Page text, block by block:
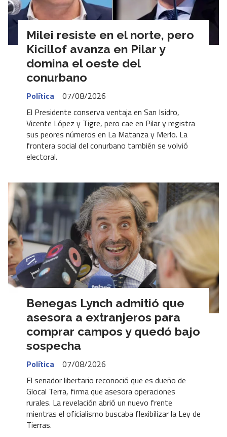
Milei resiste en el norte, pero
Kicillof avanza en Pilar y
domina el oeste del
conurbano
Política
07/08/2026
El Presidente conserva ventaja en San Isidro,
Vicente López y Tigre, pero cae en Pilar y registra
sus peores números en La Matanza y Merlo. La
frontera social del conurbano también se volvió
electoral.
Benegas Lynch admitió que
asesora a extranjeros para
comprar campos y quedó bajo
sospecha
Política
07/08/2026
El senador libertario reconoció que es dueño de
Glocal Terra, firma que asesora operaciones
rurales. La revelación abrió un nuevo frente
mientras el oficialismo buscaba flexibilizar la Ley de
Tierras.